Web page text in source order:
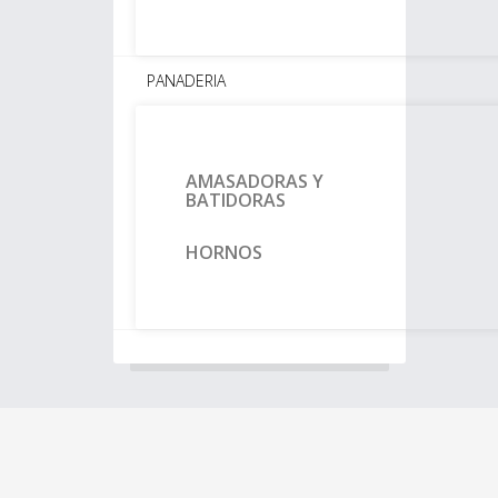
PANADERIA
AMASADORAS Y
BATIDORAS
HORNOS